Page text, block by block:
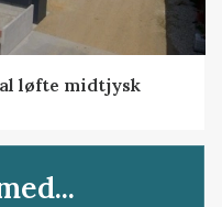
løfte midtjysk